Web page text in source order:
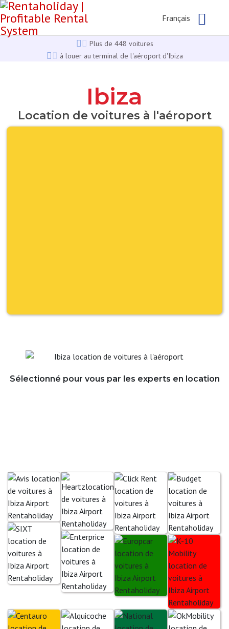
Français
Plus de 448 voitures
à louer au terminal de l'aéroport d'Ibiza
Ibiza
Location de voitures à l'aéroport
Sélectionné pour vous par les experts en location